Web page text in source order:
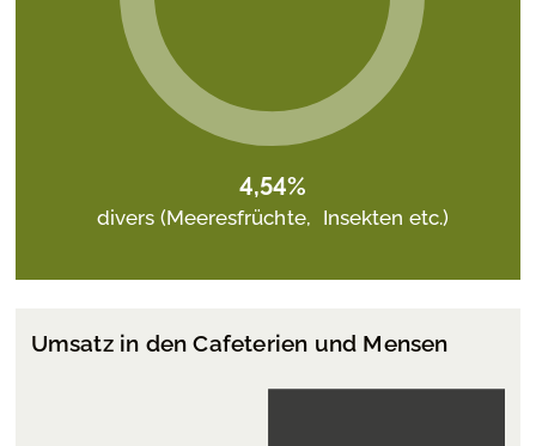
4,54%
divers (Meeresfrüchte, Insekten etc.)
Umsatz in den Cafeterien und Mensen